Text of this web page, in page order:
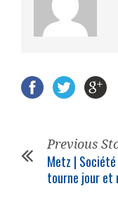
Previous
Metz |
tourne jour et